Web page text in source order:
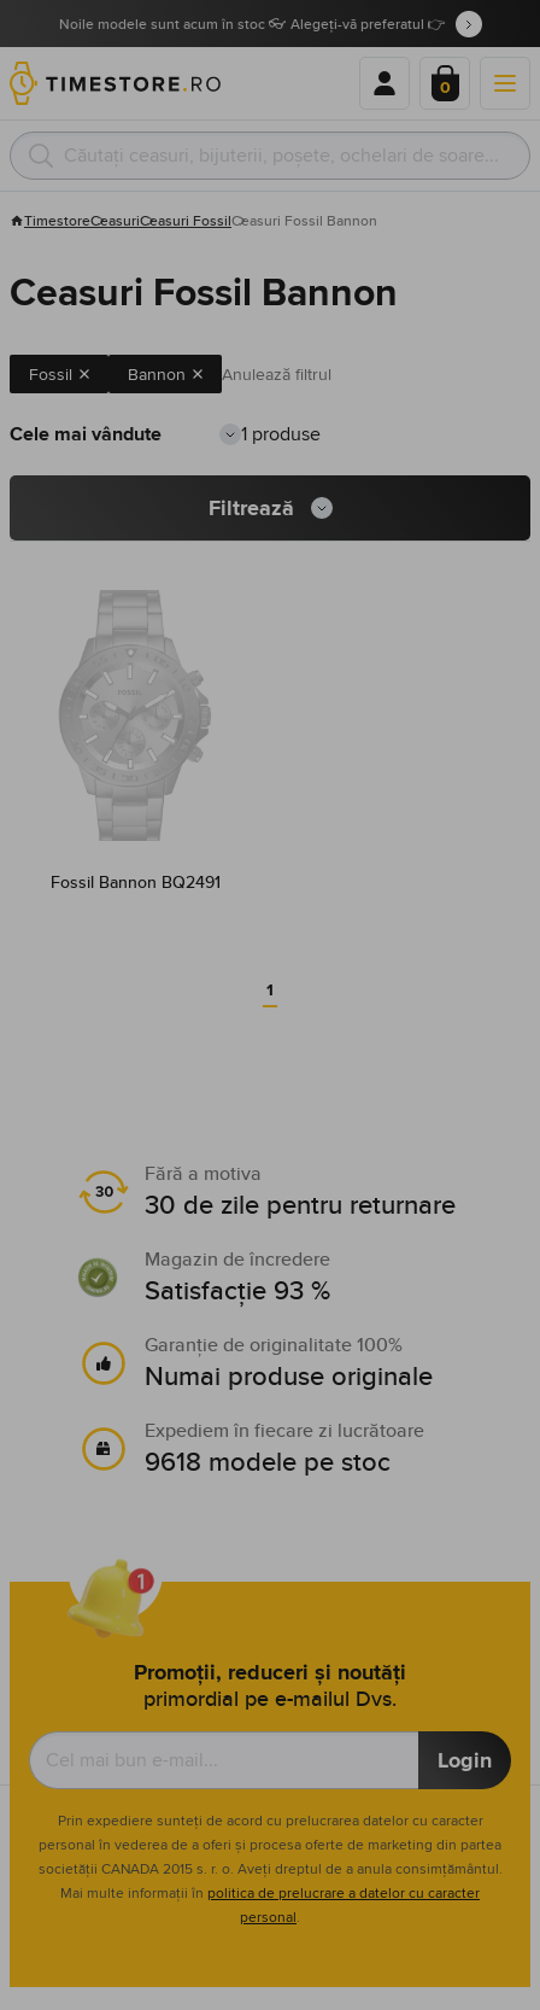
Noile modele sunt acum în stoc 👓 Alegeți-vă preferatul 👉
0
TimestoreCeasuriCeasuri FossilCeasuri Fossil Bannon
Ceasuri Fossil Bannon
Fossil Bannon Anulează filtrul
1 produse
Filtrează
Fossil Bannon BQ2491
1
Fără a motiva
30 de zile pentru returnare
Magazin de încredere
Satisfacție 93 %
Garanție de originalitate 100%
Numai produse originale
Expediem în fiecare zi lucrătoare
9618 modele pe stoc
Promoții, reduceri și noutăți
primordial pe e-mailul Dvs.
Login
Prin expediere sunteți de acord cu prelucrarea datelor cu caracter
personal în vederea de a oferi și procesa oferte de marketing din partea
societății CANADA 2015 s. r. o. Aveți dreptul de a anula consimțământul.
Mai multe informații în politica de prelucrare a datelor cu caracter
personal.